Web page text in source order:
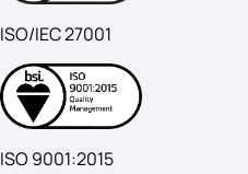
ISO/IEC 27001
ISO 9001:2015